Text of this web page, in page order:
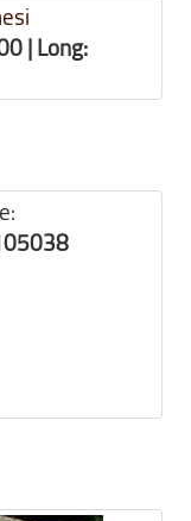
| Long: